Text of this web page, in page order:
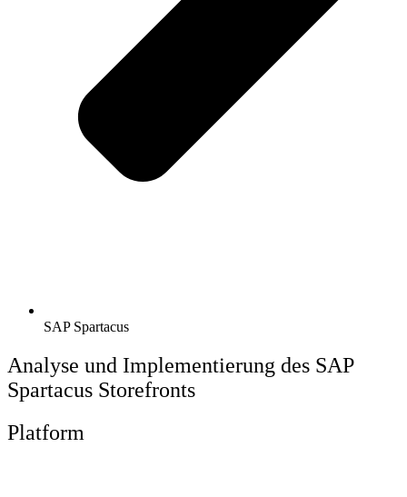
SAP Spartacus
Analyse und Implementierung des SAP
Spartacus Storefronts
Platform